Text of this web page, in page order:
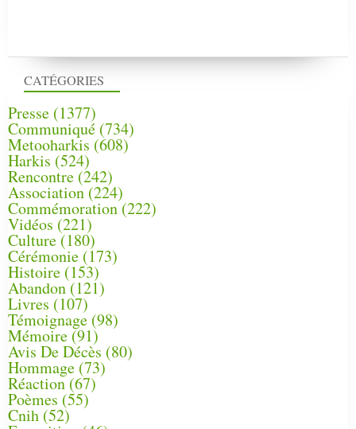
CATÉGORIES
Presse (1377)
Communiqué (734)
Metooharkis (608)
Harkis (524)
Rencontre (242)
Association (224)
Commémoration(222)
Vidéos (221)
Culture(180)
Cérémonie (173)
Histoire (153)
Abandon(121)
Livres (107)
Témoignage (98)
Mémoire (91)
Avis De Décès (80)
Hommage (73)
Réaction(67)
Poèmes (55)
Cnih (52)